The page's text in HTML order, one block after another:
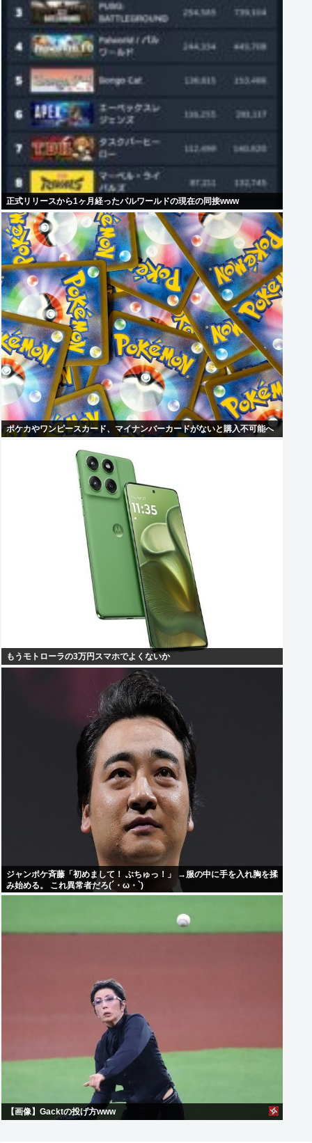
正式リリースから1ヶ月経ったパルワールドの現在の同接www
ポケカやワンピースカード、マイナンバーカードがないと購入不可能へ
もうモトローラの3万円スマホでよくないか
ジャンポケ斉藤「初めまして！ ぶちゅっ！」 →服の中に手を入れ胸を揉
み始める。 これ異常者だろ(´・ω・`)
【画像】Gacktの投げ方www